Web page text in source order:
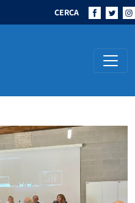
CERCA